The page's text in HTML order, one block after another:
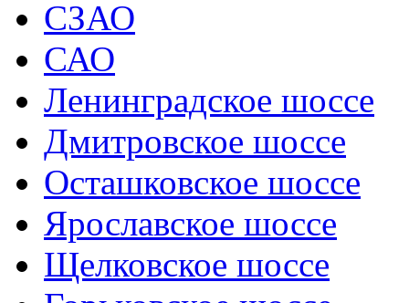
СЗАО
САО
Ленинградское шоссе
Дмитровское шоссе
Осташковское шоссе
Ярославское шоссе
Щелковское шоссе